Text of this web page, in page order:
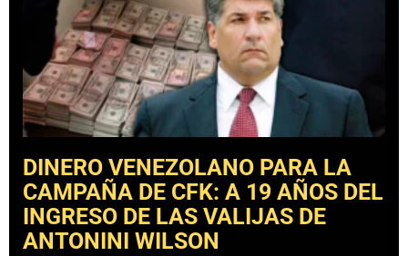
DINERO VENEZOLANO PARA LA
CAMPAÑA DE CFK: A 19 AÑOS DEL
INGRESO DE LAS VALIJAS DE
ANTONINI WILSON